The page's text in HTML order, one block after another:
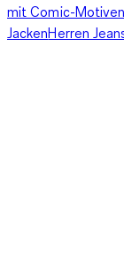
mit Comic-
JackenHerren